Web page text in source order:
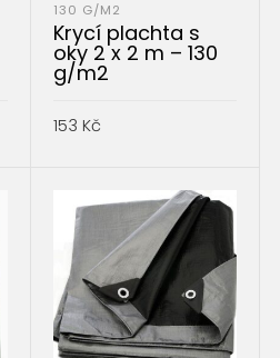
130 G/M2
Krycí plachta s
oky 2 x 2 m – 130
g/m2
153 Kč